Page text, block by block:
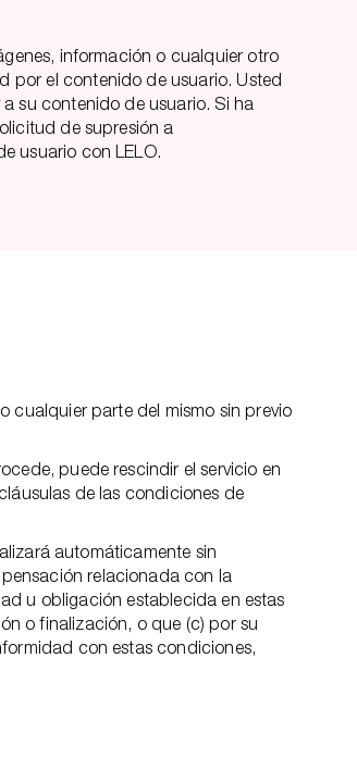
información o cualquier otro
por el contenido de usuario. Usted
su contenido de usuario. Si ha
de supresión a
usuario con LELO.
cualquier parte del mismo sin previo
puede rescindir el servicio en
de las condiciones de
automáticamente sin
relacionada con la
u obligación establecida en estas
o finalización, o que (c) por su
con estas condiciones,